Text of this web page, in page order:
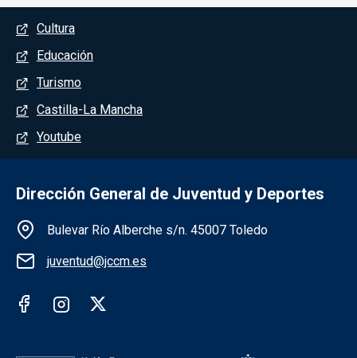
Menú del pie
Cultura
Educación
Turismo
Castilla-La Mancha
Youtube
Dirección General de Juventud y Deportes
Información de la institución
Bulevar Río Alberche s/n. 45007 Toledo
juventud@jccm.es
Redes sociales institución